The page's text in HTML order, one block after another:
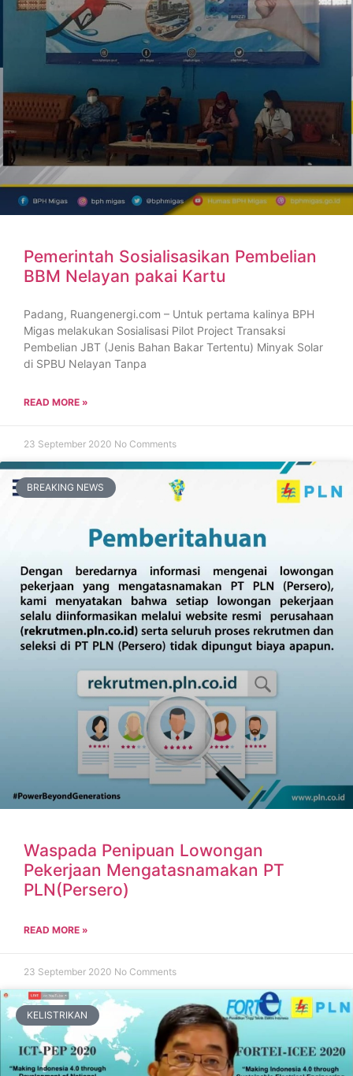
Pemerintah Sosialisasikan Pembelian
BBM Nelayan pakai Kartu
Padang, Ruangenergi.com – Untuk pertama kalinya BPH
Migas melakukan Sosialisasi Pilot Project Transaksi
Pembelian JBT (Jenis Bahan Bakar Tertentu) Minyak Solar
di SPBU Nelayan Tanpa
READ MORE »
23 September 2020 No Comments
BREAKING NEWS
Waspada Penipuan Lowongan
Pekerjaan Mengatasnamakan PT
PLN(Persero)
READ MORE »
23 September 2020 No Comments
KELISTRIKAN